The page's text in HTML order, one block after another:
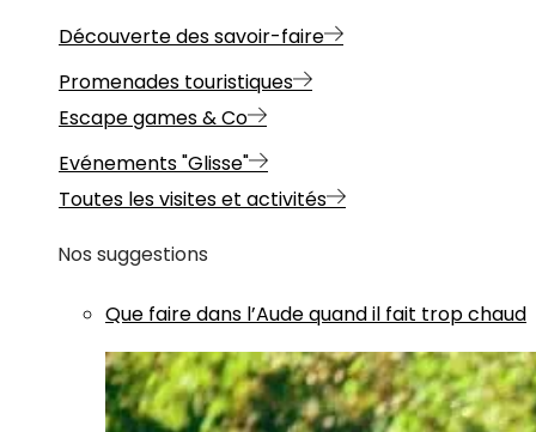
Découverte des savoir-faire
Promenades touristiques
Escape games & Co
Evénements "Glisse"
Toutes les visites et activités
Nos suggestions
Que faire dans l’Aude quand il fait trop chaud